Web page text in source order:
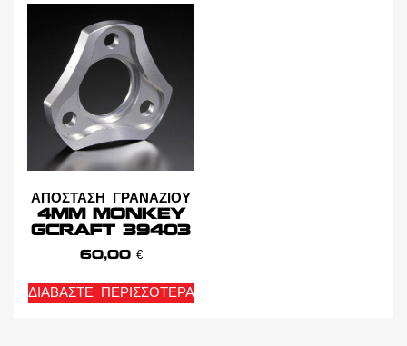
ΑΠΟΣΤΑΣΗ ΓΡΑΝΑΖΙΟΥ
4MM MONKEY
GCRAFT 39403
60,00 €
ΔΙΑΒΆΣΤΕ ΠΕΡΙΣΣΌΤΕΡΑ